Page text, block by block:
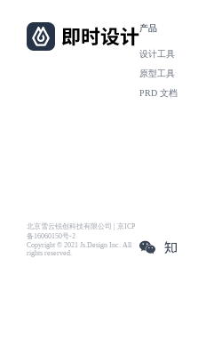
北京雪云锐创科技有限公司 | 京ICP
备16060150号-2
Copyright © 2021 Js.Design Inc. All
rights reserved.
产品
设计工具
原型工具
PRD 文档